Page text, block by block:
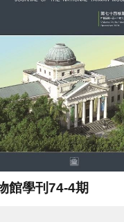
館學刊74-4期